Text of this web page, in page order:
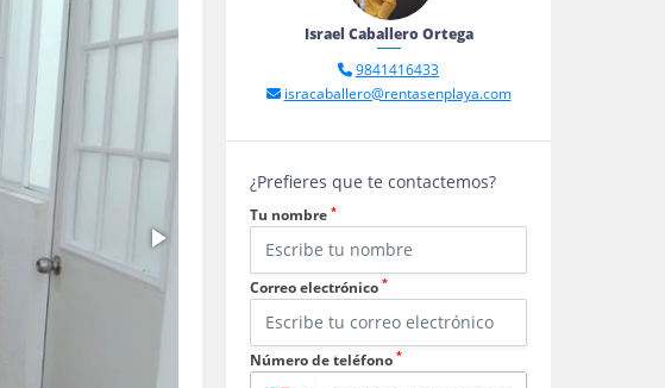
Israel Caballero Ortega
9841416433
isracaballero@rentasenplaya.com
¿Prefieres que te contactemos?
Tu nombre *
Correo electrónico *
Número de teléfono *